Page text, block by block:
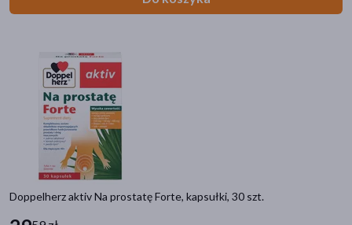
Doppelherz aktiv Na prostatę Forte, kapsułki, 30 szt.